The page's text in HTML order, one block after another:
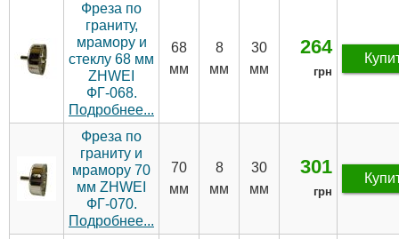
Фреза по
граниту,
мрамору и
стеклу 68 мм
ZHWEI
ФГ-068.
Подробнее...
68
мм
8
мм
30
мм
264
грн
Фреза по
граниту и
мрамору 70
мм ZHWEI
ФГ-070.
Подробнее...
70
мм
8
мм
30
мм
301
грн